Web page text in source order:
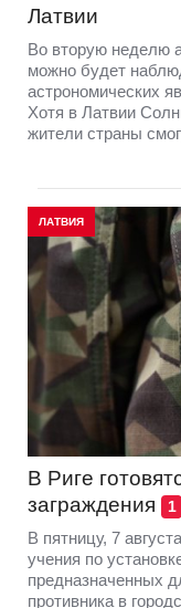
Латвии
Во вторую неделю
можно будет
астрономических
Хотя в Латвии
жители страны
ЛАТВИЯ
В Риге
заграждения
1
В пятницу, 7
учения по
предназначенных
противника в